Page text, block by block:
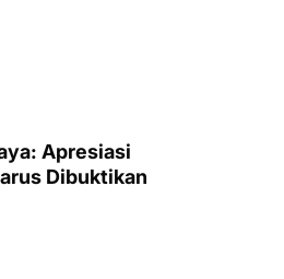
Apresiasi